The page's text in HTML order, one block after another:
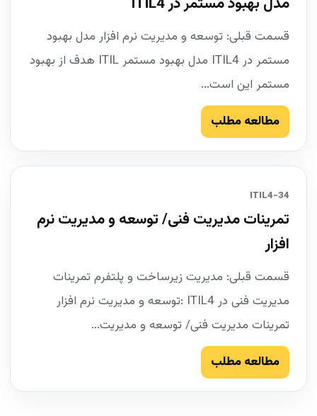
قسمت قبلی: توسعه و مدیریت نرم افزار مدل بهبود
مستمر در ITIL4 مدل بهبود مستمر ITIL هدف از بهبود
مستمر این است...
مطالعه مطلب
34-ITIL4
تمرینات مدیریت فنی/ توسعه و مدیریت نرم
افزار
قسمت قبلی: مدیریت زیرساخت و پلتفرم تمرینات
مدیریت فنی در ITIL4 :توسعه و مدیریت نرم افزار
تمرینات مدیریت فنی/ توسعه و مدیریت...
مطالعه مطلب